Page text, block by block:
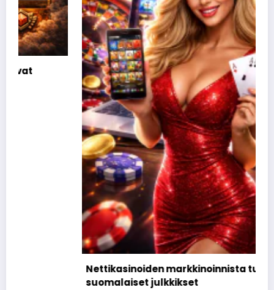
Nettikasinoiden markkinoinnista tunnetut
suomalaiset julkkikset